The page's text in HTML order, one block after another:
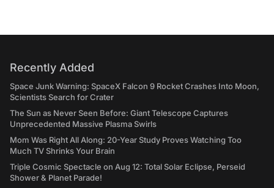
Recently Added
Space Junk Warning: SpaceX Falcon 9 Rocket Crashes Into Moon,
Scientists Search for Crater
The Sun as Never Seen Before: Giant Telescope Captures
Unprecedented Massive Plasma Swirls
Mom Was Right All Along: 20-Year Study Proves Watching Too
Much TV Shrinks Your Brain
Triple Cosmic Spectacle on Aug 12: Total Solar Eclipse, Perseid
Shower & Planet Parade!